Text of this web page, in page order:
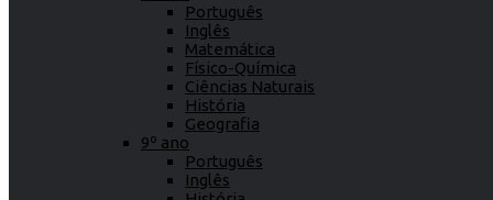
Português
Inglês
Matemática
Físico-Química
Ciências Naturais
História
Geografia
9º ano
Português
Inglês